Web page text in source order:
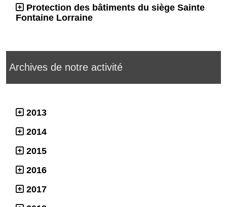
Protection des bâtiments du siège Sainte
Fontaine Lorraine
Archives de notre activité
2013
2014
2015
2016
2017